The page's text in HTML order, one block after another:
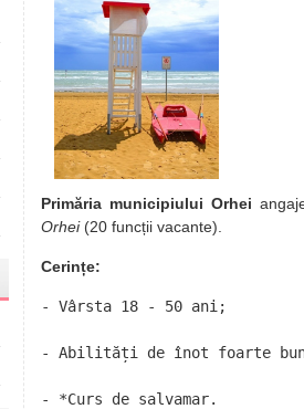
Primăria municipiului Orhei
Orhei(20 funcții vacante).
Cerințe:
- Vârsta 18 - 50 ani;
- Abilități de înot foarte
- ​*Curs de salvamar.